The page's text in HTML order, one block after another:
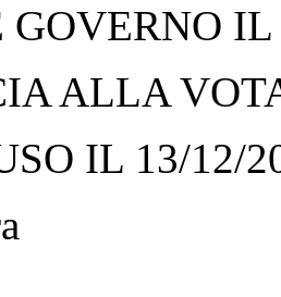
GOVERNO
ALLA
IL 13/12/